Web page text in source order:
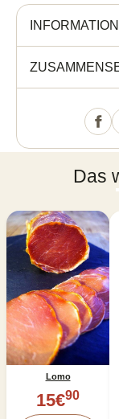
INFORMATION
Das
Lomo
15€90